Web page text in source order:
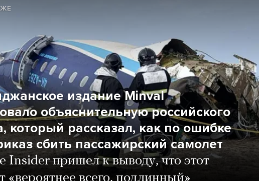
издание Minval
объяснительную российского
который рассказал, как по ошибке
сбить пассажирский самолет
Insider пришел к выводу, что этот